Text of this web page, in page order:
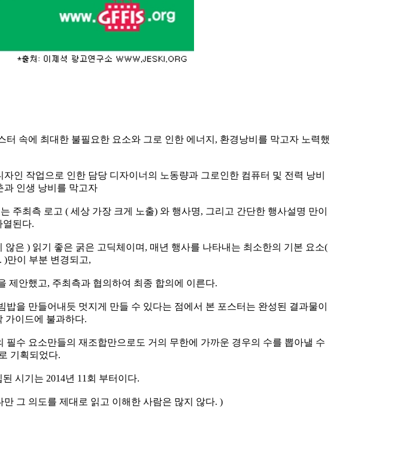
속에 최대한 불필요한 요소와 그로 인한 에너지, 환경낭비를 막고자 노력했
인 작업으로 인한 담당 디자이너의 노동량과 그로인한 컴퓨터 및 전력 낭비
과 인생 낭비를 막고자
주최측 로고 ( 세상 가장 크게 노출) 와 행사명, 그리고 간단한 행사설명 만이
열된다.
은 ) 읽기 좋은 굵은 고딕체이며, 매년 행사를 나타내는 최소한의 기본 요소(
)만이 부분 변경되고,
제안했고, 주최측과 협의하여 최종 합의에 이른다.
을 만들어내듯 멋지게 만들 수 있다는 점에서 본 포스터는 완성된 결과물이
가이드에 불과하다.
수 요소만들의 재조합만으로도 거의 무한에 가까운 경우의 수를 뽑아낼 수
기획되었다.
시기는 2014년 11회 부터이다.
그 의도를 제대로 읽고 이해한 사람은 많지 않다. )